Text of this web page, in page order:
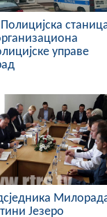
управе
Језеро